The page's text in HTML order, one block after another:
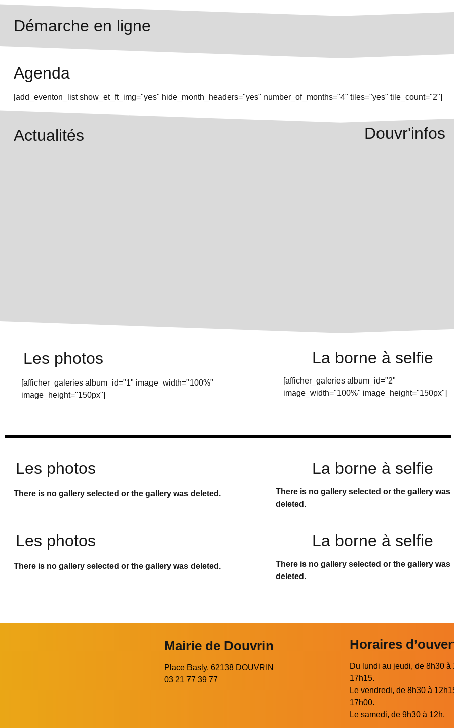
Démarche en ligne
Agenda
[add_eventon_list show_et_ft_img="yes" hide_month_headers="yes" number_of_months="4" tiles="yes" tile_count="2"]
Actualités Douvr'infos
Les photos
[afficher_galeries album_id="1" image_width="100%"
image_height="150px"]
La borne à selfie
[afficher_galeries album_id="2"
image_width="100%" image_height="150px"]
Les photos
There is no gallery selected or the gallery was deleted.
La borne à selfie
There is no gallery selected or the gallery was
deleted.
Les photos
There is no gallery selected or the gallery was deleted.
La borne à selfie
There is no gallery selected or the gallery was
deleted.
Mairie de Douvrin
Place Basly, 62138 DOUVRIN
03 21 77 39 77
Horaires
Du lundi au jeudi, de 8h30
17h15.
Le vendredi, de 8h30 à
17h00.
Le samedi, de 9h30 à 12h.